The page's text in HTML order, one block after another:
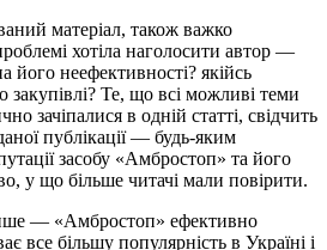
матеріал, також важко
хотіла наголосити автор —
його неефективності? якійсь
закупівлі? Те, що всі можливі теми
зачіпалися в одній статті, свідчить
публікації — будь-яким
засобу «Амбростоп» та його
у що більше читачі мали повірити.
— «Амбростоп» ефективно
все більшу популярність в Україні і